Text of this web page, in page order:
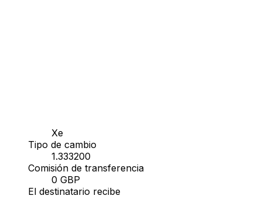
Xe
Tipo de cambio
1.333200
Comisión de transferencia
0 GBP
El destinatario recibe